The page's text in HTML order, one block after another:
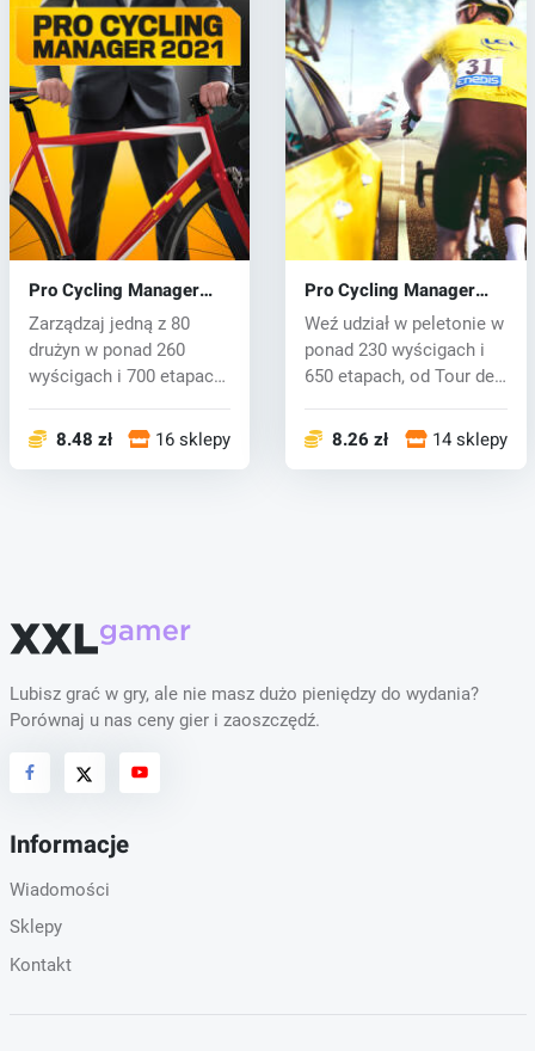
Pro Cycling Manager
2021 (PC) key
Zarządzaj jedną z 80
drużyn w ponad 260
wyścigach i 700 etapach.
8.48 zł 16 sklepy
Pro Cycling Manager
2020 (PC) key
Weź udział w peletonie w
ponad 230 wyścigach i
650 etapach, od Tour de
8.26 zł 14 sklepy
Lubisz grać w gry, ale nie masz dużo pieniędzy do wydania?
Porównaj u nas ceny gier i zaoszczędź.
Informacje
Wiadomości
Sklepy
Kontakt